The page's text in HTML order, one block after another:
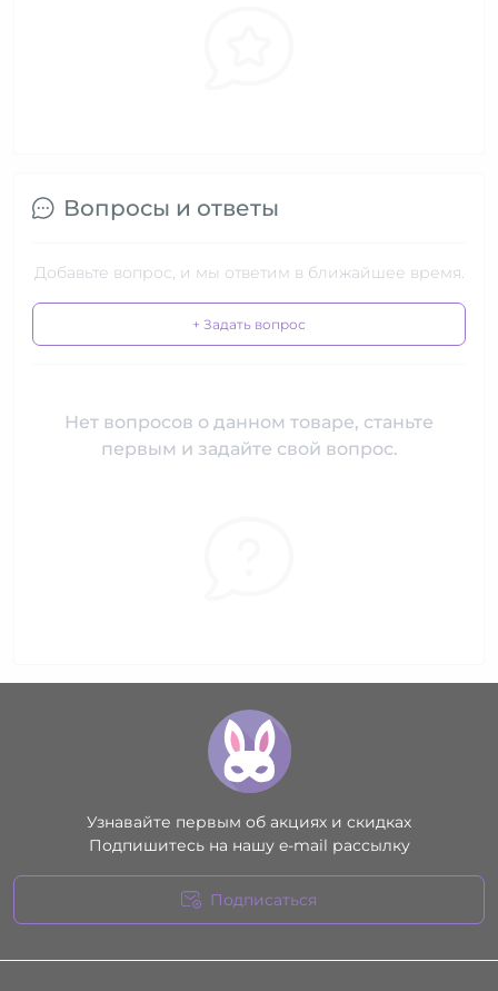
Вопросы и ответы
Добавьте вопрос, и мы ответим в ближайшее время.
+ Задать вопрос
Нет вопросов о данном товаре, станьте
первым и задайте свой вопрос.
Узнавайте первым об акциях и скидках
Подпишитесь на нашу e-mail рассылку
Подписаться